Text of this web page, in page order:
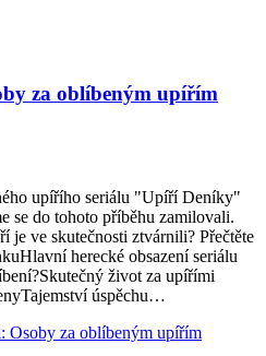
za oblíbeným upířím
upířího seriálu "Upíří Deníky"
se do tohoto příběhu zamilovali.
je ve skutečnosti ztvárnili? Přečtěte
herecké obsazení seriálu
život za upířími
úspěchu…
za oblíbeným upířím